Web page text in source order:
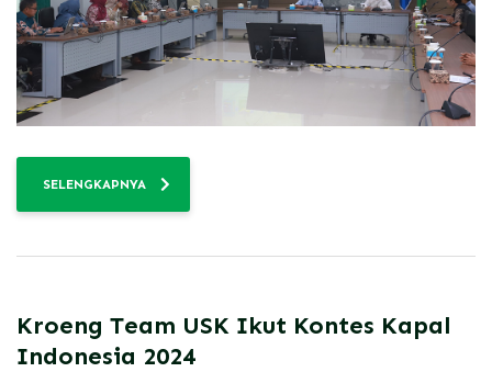
SELENGKAPNYA
Kroeng Team USK Ikut Kontes Kapal
Indonesia 2024